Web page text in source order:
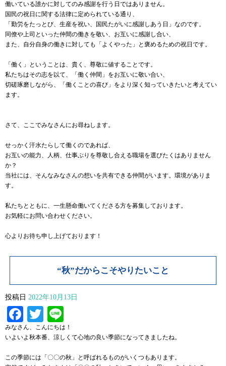
働いている誰かに対してのみ感謝を行う日ではありません。
国民の祝日に関する法律に定められている通り、
「勤労をたっとび、生産を祝い、国民たがいに感謝しあう日」なのです。
同僚や上司といった仲間の働きを敬い、お互いに感謝し合い、
また、自分自身の働きに対しても「よくやった」と褒めるための祝日です。
「働く」ということは、貴く、尊敬に値することです。
私たちはその志を以て、「働く仲間」をお互いに敬い合い、
切磋琢磨しながら、「働くことの喜び」をより深く知っていきたいと考えてい
ます。
さて、ここでみなさんにお尋ねします。
せっかく汗水たらして働くのであれば、
お互いの能力、人柄、仕事ぶりを尊敬し合える職場を選びたくはありません
か？
当社には、そんなみなさんの想いを共有できる仲間がいます。環境がありま
す。
私たちとともに、一生懸命働いてくださる方を募集しております。
お気軽にお問い合わせください。
心よりお待ち申し上げております！
“秋”だからこそやりたいこと
投稿日 2022年10月13日
Facebook
Twitter
みなさん、こんにちは！
いよいよ秋本番、涼しくて心地の良い季節になってきましたね。
この季節には「〇〇の秋」と呼ばれるものがいくつもあります。